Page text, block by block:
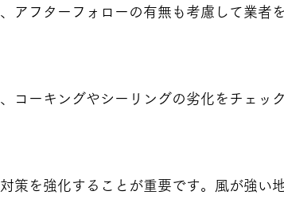
アフターフォローの有無も考慮して業者
コーキングやシーリングの劣化をチェッ
策を強化することが重要です。風が強い